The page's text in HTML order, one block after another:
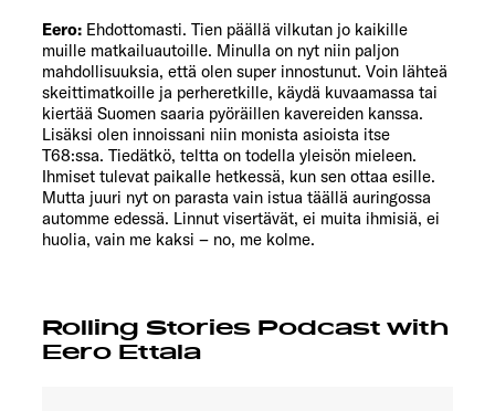
Eero: Ehdottomasti. Tien päällä vilkutan jo kaikille
muille matkailuautoille. Minulla on nyt niin paljon
mahdollisuuksia, että olen super innostunut. Voin lähteä
skeittimatkoille ja perheretkille, käydä kuvaamassa tai
kiertää Suomen saaria pyöräillen kavereiden kanssa.
Lisäksi olen innoissani niin monista asioista itse
T68:ssa. Tiedätkö, teltta on todella yleisön mieleen.
Ihmiset tulevat paikalle hetkessä, kun sen ottaa esille.
Mutta juuri nyt on parasta vain istua täällä auringossa
automme edessä. Linnut visertävät, ei muita ihmisiä, ei
huolia, vain me kaksi – no, me kolme.
Rolling Stories Podcast with
Eero Ettala